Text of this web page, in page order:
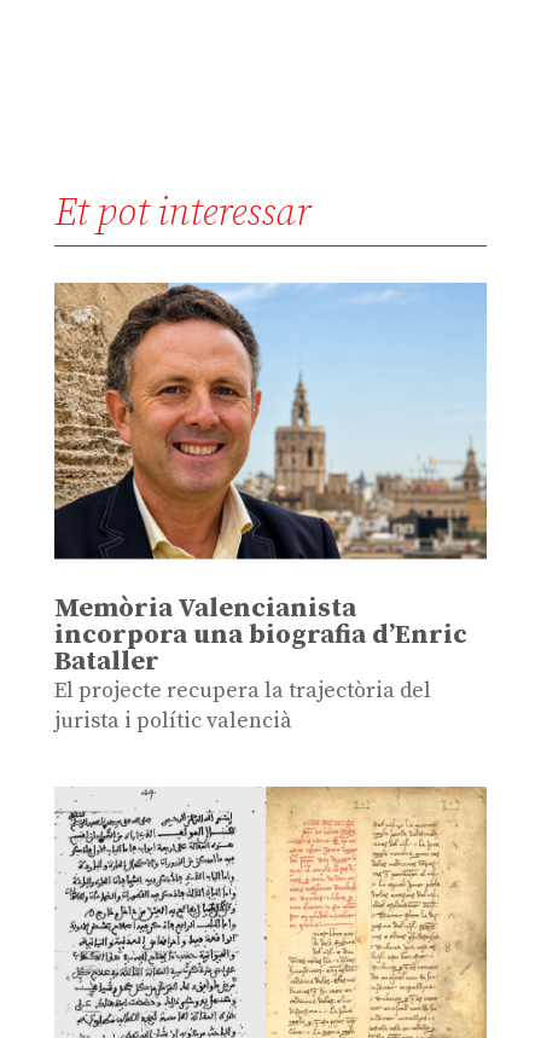
Et pot interessar
Memòria Valencianista
incorpora una biografia d’Enric
Bataller
El projecte recupera la trajectòria del
jurista i polític valencià